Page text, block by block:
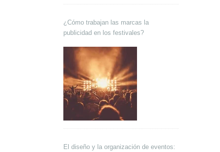
¿Cómo trabajan las marcas la
publicidad en los festivales?
El diseño y la organización de eventos: